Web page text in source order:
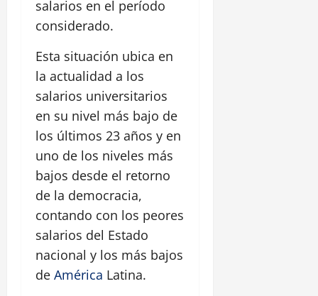
salarios en el período
considerado.
Esta situación ubica en
la actualidad a los
salarios universitarios
en su nivel más bajo de
los últimos 23 años y en
uno de los niveles más
bajos desde el retorno
de la democracia,
contando con los peores
salarios del Estado
nacional y los más bajos
de América Latina.